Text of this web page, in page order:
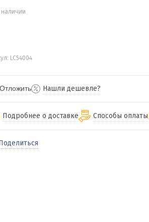
наличии
LC54004
Отложить Нашли дешевле?
Подробнее о доставке
Екатеринбургу бесплатная
Способы оплаты